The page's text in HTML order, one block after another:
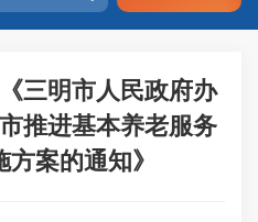
三明市人民政府办
推进基本养老服务
案的通知》